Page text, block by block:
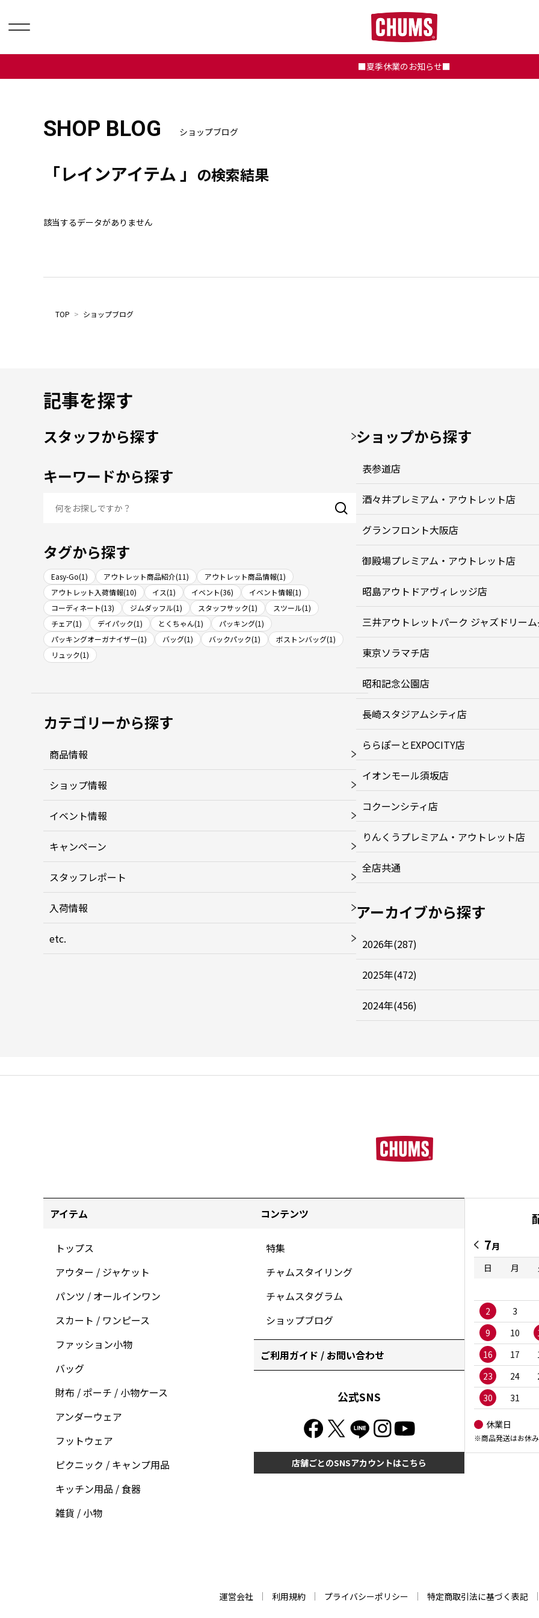
■夏季休業のお知らせ■
SHOP BLOG ショップブログ
「レインアイテム 」 の検索結果
該当するデータがありません
TOP > ショップブログ
記事を探す
スタッフから探す
キーワードから探す
タグから探す
Easy-Go(1) アウトレット商品紹介(11)
アウトレット商品情報(1)
アウトレット入荷情報(10)
イス(1) イベント(36)
イベント情報(1)
コーディネート(13)
ジムダッフル(1) スタッフサック(1)
スツール(1)
チェア(1)
デイパック(1) とくちゃん(1)
パッキング(1)
パッキングオーガナイザー(1)
バッグ(1) バックパック(1)
ボストンバッグ(1)
リュック(1)
カテゴリーから探す
商品情報
ショップ情報
イベント情報
キャンペーン
スタッフレポート
入荷情報
etc.
ショップから探す
表参道店
酒々井プレミアム・アウトレット店
グランフロント大阪店
御殿場プレミアム・アウトレット店
昭島アウトドアヴィレッジ店
三井アウトレットパーク ジャズドリー
東京ソラマチ店
昭和記念公園店
長崎スタジアムシティ店
ららぽーとEXPOCITY店
イオンモール須坂店
コクーンシティ店
りんくうプレミアム・アウトレット店
全店共通
アーカイブから探す
2026年(287)
2025年(472)
2024年(456)
アイテム
トップス
アウター / ジャケット
パンツ / オールインワン
スカート / ワンピース
ファッション小物
バッグ
財布 / ポーチ / 小物ケース
アンダーウェア
フットウェア
ピクニック / キャンプ用品
キッチン用品 / 食器
雑貨 / 小物
コンテンツ
特集
チャムスタイリング
チャムスタグラム
ショップブログ
ご利用ガイド / お問い合わせ
公式SNS
店舗ごとのSNSアカウントはこちら
7月
日
月
2
3
9
10
16
17
23
24
30
31
休業日
※商品発送はお休
運営会社 利用規約 プライバシーポリシー 特定商取引法に基づく表記